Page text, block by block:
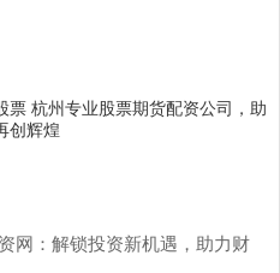
票 杭州专业股票期货配资公司，助
创辉煌
网：解锁投资新机遇，助力财